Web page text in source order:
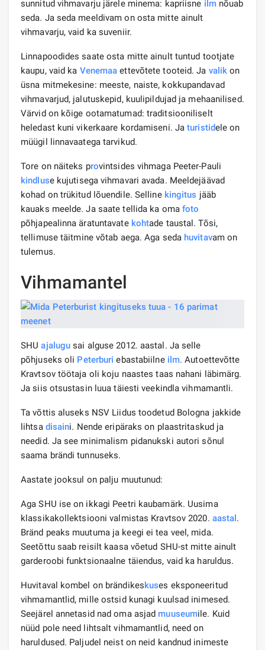
sunnitud vihmavarju järele minema: kapriisne ilmnõuab
seda. Ja seda meeldivam on osta mitte ainult
vihmavarju, vaid ka suveniir.
Linnapoodides saate osta mitte ainult tuntud tootjate
kaupu, vaid ka Venemaa ettevõtete tooteid. Ja valik on
üsna mitmekesine: meeste, naiste, kokkupandavad
vihmavarjud, jalutuskepid, kuulipildujad ja mehaanilised.
Värvid on kõige ootamatumad: traditsiooniliselt
heledast kuni vikerkaare kordamiseni. Jaturistidele on
müügil linnavaatega tarvikud.
Tore on näiteks provintsides vihmaga Peeter-Pauli
kindluse kujutisega vihmavari avada. Meeldejäävad
kohad on trükitud lõuendile. Selline kingitus jääb
kauaks meelde. Ja saate tellida ka oma foto
põhjapealinna äratuntavate kohtade taustal. Tõsi,
tellimuse täitmine võtab aega. Aga seda huvitavam on
tulemus.
Vihmamantel
SHUajalugu sai alguse 2012. aastal. Ja selle
põhjuseks oli Peterburi ebastabiilne ilm. Autoettevõtte
Kravtsov töötaja oli koju naastes taas nahani läbimärg.
Ja siis otsustasin luua täiesti veekindla vihmamantli.
Ta võttis aluseks NSV Liidus toodetud Bologna jakkide
lihtsa disaini. Nende eripäraks on plaastritaskud ja
needid. Ja see minimalism pidanukski autori sõnul
saama brändi tunnuseks.
Aastate jooksul on palju muutunud:
Aga SHU ise on ikkagi Peetri kaubamärk. Uusima
klassikakollektsiooni valmistas Kravtsov 2020. aastal.
Bränd peaks muutuma ja keegi ei tea veel, mida.
Seetõttu saab reisilt kaasa võetud SHU-st mitte ainult
garderoobi funktsionaalne täiendus, vaid ka haruldus.
Huvitaval kombel on brändikeskuses eksponeeritud
vihmamantlid, mille ostsid kunagi kuulsad inimesed.
Seejärel annetasid nad oma asjad muuseumile. Kuid
nüüd pole need lihtsalt vihmamantlid, need on
haruldused. Paljudel neist on neid kandnud inimeste